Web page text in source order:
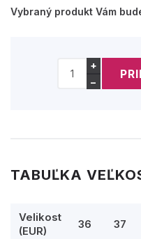
Vybraný produkt Vám
+
−
TABUĽKA
Velikost
(EUR)
36 37